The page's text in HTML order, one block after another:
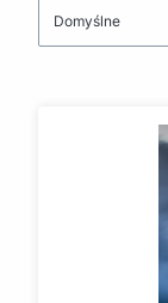
Domyślne